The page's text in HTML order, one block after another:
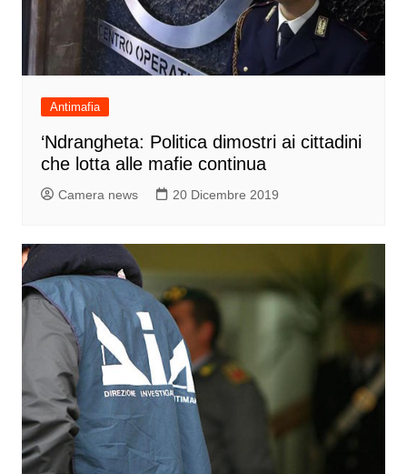
Antimafia
‘Ndrangheta: Politica dimostri ai cittadini
che lotta alle mafie continua
Camera news 20 Dicembre 2019